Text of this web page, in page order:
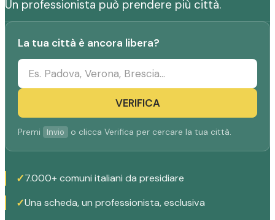
Un professionista può prendere più città.
La tua città è ancora libera?
VERIFICA
Premi Invio o clicca Verifica per cercare la tua città.
✓7.000+ comuni italiani da presidiare
✓Una scheda, un professionista, esclusiva